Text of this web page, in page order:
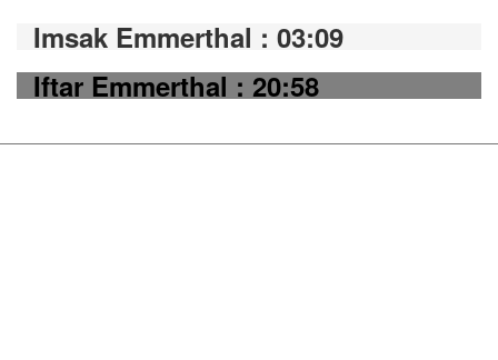
Imsak Emmerthal : 03:09
Iftar Emmerthal : 20:58